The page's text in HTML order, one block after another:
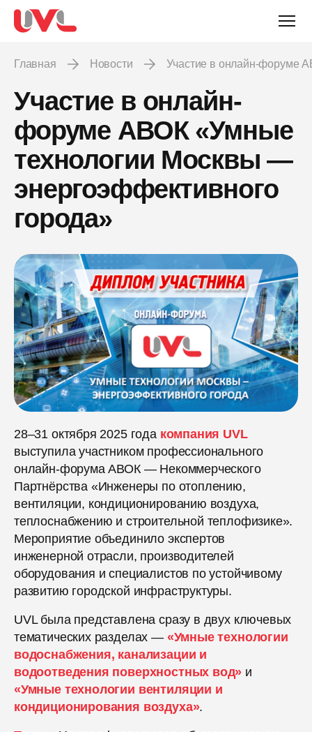
Главная Новости Участие в онлайн-форуме
Участие в онлайн-
форуме АВОК «Умные
технологии Москвы —
энергоэффективного
города»
28–31 октября 2025 года компания UVL
выступила участником профессионального
онлайн-форума АВОК — Некоммерческого
Партнёрства «Инженеры по отоплению,
вентиляции, кондиционированию воздуха,
теплоснабжению и строительной теплофизике».
Мероприятие объединило экспертов
инженерной отрасли, производителей
оборудования и специалистов по устойчивому
развитию городской инфраструктуры.
UVL была представлена сразу в двух ключевых
тематических разделах — «Умные технологии
водоснабжения, канализации и
водоотведения поверхностных вод» и
«Умные технологии вентиляции и
кондиционирования воздуха».